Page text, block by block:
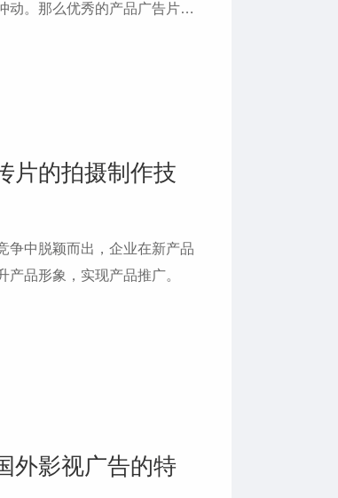
动。那么优秀的产品广告片拍
片的拍摄制作技
争中脱颖而出，企业在新产品
产品形象，实现产品推广。
外影视广告的特